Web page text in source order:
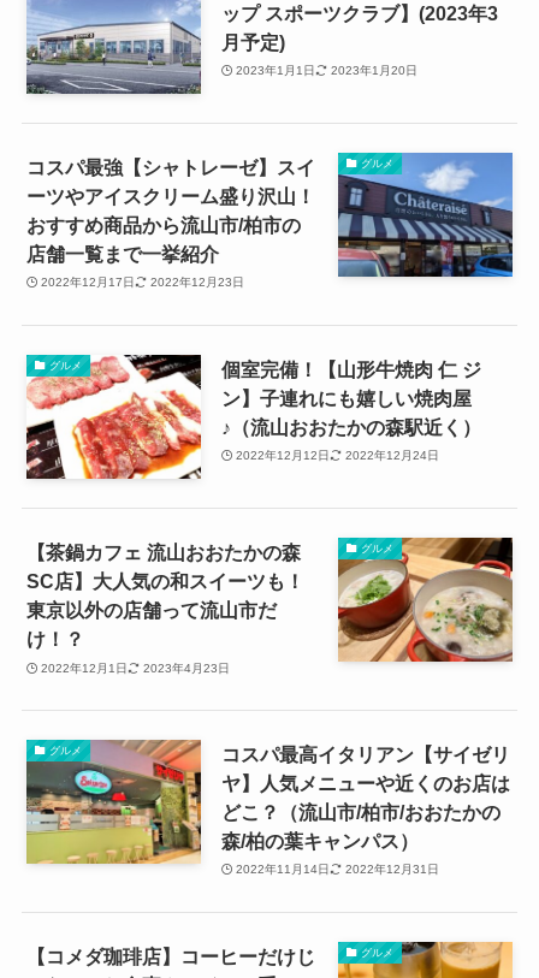
ップ スポーツクラブ】(2023年3
月予定)
2023年1月1日 2023年1月20日
グルメ
コスパ最強【シャトレーゼ】スイ
ーツやアイスクリーム盛り沢山！
おすすめ商品から流山市/柏市の
店舗一覧まで一挙紹介
2022年12月17日 2022年12月23日
グルメ
個室完備！【山形牛焼肉 仁 ジ
ン】子連れにも嬉しい焼肉屋
♪（流山おおたかの森駅近く）
2022年12月12日 2022年12月24日
グルメ
【茶鍋カフェ 流山おおたかの森
SC店】大人気の和スイーツも！
東京以外の店舗って流山市だ
け！？
2022年12月1日 2023年4月23日
グルメ
コスパ最高イタリアン【サイゼリ
ヤ】人気メニューや近くのお店は
どこ？（流山市/柏市/おおたかの
森/柏の葉キャンパス）
2022年11月14日 2022年12月31日
グルメ
【コメダ珈琲店】コーヒーだけじ